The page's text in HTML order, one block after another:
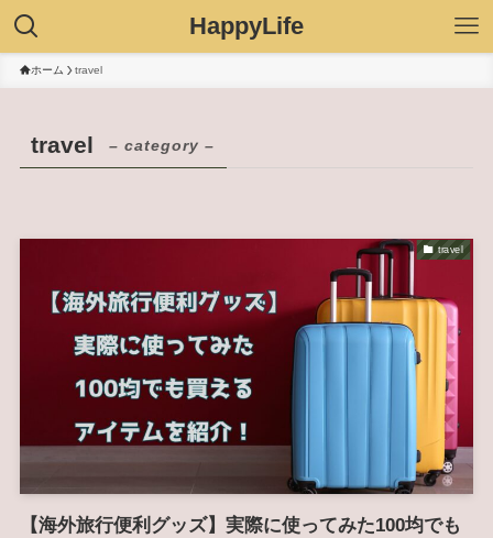
HappyLife
ホーム travel
travel – category –
travel
【海外旅行便利グッズ】実際に使ってみた100均でも